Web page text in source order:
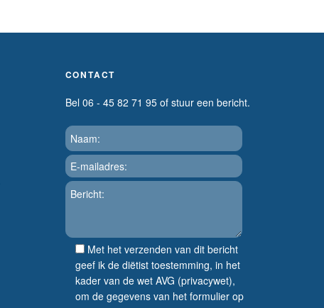
CONTACT
Bel 06 - 45 82 71 95 of stuur een bericht.
Met het verzenden van dit bericht
geef ik de diëtist toestemming, in het
kader van de wet AVG (privacywet),
om de gegevens van het formulier op